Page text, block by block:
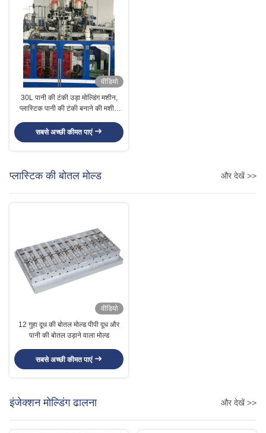
वीडियो
30L पानी की टंकी उड़ा मोल्डिंग मशीन,
प्लास्टिक पानी की टंकी बनाने की मशीन
सबसे अच्छी कीमत पाएं
प्लास्टिक की बोतल मोल्ड और देखें >>
वीडियो
12 गुहा दूध की बोतल मोल्ड पीपी दूध और
पानी की बोतल उड़ाने वाला मोल्ड
सबसे अच्छी कीमत पाएं
इंजेक्शन मोल्डिंग ढालना और देखें >>